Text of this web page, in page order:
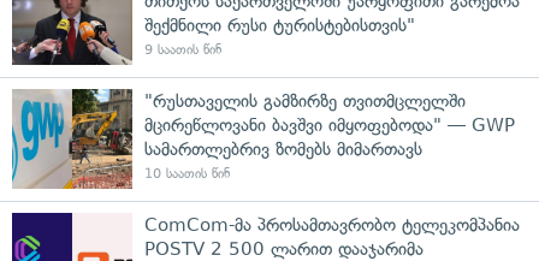
შექმნილი რუსი ტურისტებისთვის"
9 საათის წინ
"რუსთაველის გამზირზე თვითმცლელში
მცირეწლოვანი ბავშვი იმყოფებოდა" — GWP
სამართლებრივ ზომებს მიმართავს
10 საათის წინ
ComCom-მა პროსამთავრობო ტელეკომპანია
POSTV 2 500 ლარით დააჯარიმა